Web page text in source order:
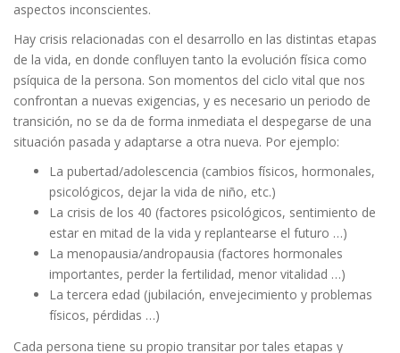
aspectos inconscientes.
Hay crisis relacionadas con el desarrollo en las distintas etapas
de la vida, en donde confluyen tanto la evolución física como
psíquica de la persona. Son momentos del ciclo vital que nos
confrontan a nuevas exigencias, y es necesario un periodo de
transición, no se da de forma inmediata el despegarse de una
situación pasada y adaptarse a otra nueva. Por ejemplo:
La pubertad/adolescencia (cambios físicos, hormonales,
psicológicos, dejar la vida de niño, etc.)
La crisis de los 40 (factores psicológicos, sentimiento de
estar en mitad de la vida y replantearse el futuro …)
La menopausia/andropausia (factores hormonales
importantes, perder la fertilidad, menor vitalidad …)
La tercera edad (jubilación, envejecimiento y problemas
físicos, pérdidas …)
Cada persona tiene su propio transitar por tales etapas y